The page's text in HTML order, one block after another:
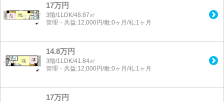
17万円
3階/1LDK/48.87㎡
管理・共益:12,000円/敷:0ヶ月/礼:1ヶ月
14.8万円
3階/1LDK/41.84㎡
管理・共益:12,000円/敷:0ヶ月/礼:1ヶ月
17万円